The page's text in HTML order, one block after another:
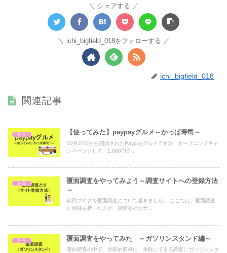
シェアする
ichi_bigfield_018をフォローする
ichi_bigfield_018
関連記事
お金 【使ってみた】paypayグルメ～かっぱ寿司～
10月27日から開始されたPaypayグルメですが、オープニングキャ
ンペーンとして・1,000円ク...
お金
覆面調査をやってみよう～調査サイトへの登録方法
～
前回ブログで覆面調査について書きました。 ここでは、覆面調査
に興味を持った方が、調査会社のサ...
お金 覆面調査をやってみた ～ガソリンスタンド編～
覆面調査の中で、比較的簡単に、気軽にできる調査にガソリンスタ